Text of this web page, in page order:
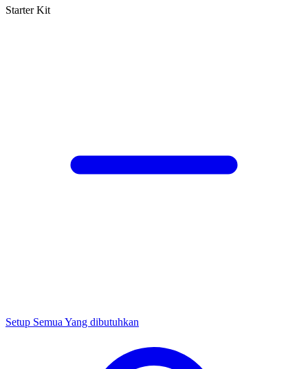
Starter Kit
Setup Semua Yang dibutuhkan